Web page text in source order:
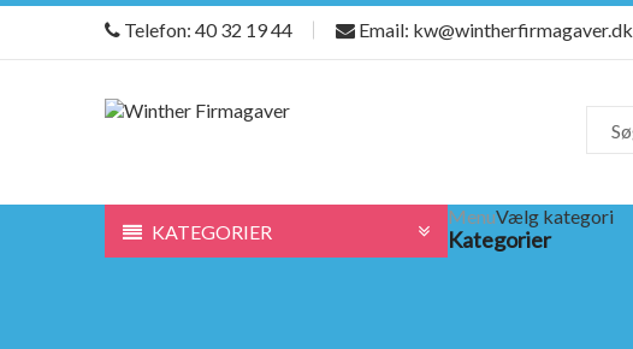
Telefon: 40 32 19 44 Email: kw@wintherfirmagaver.dk
KATEGORIER
MenuVælg kategori
Kategorier